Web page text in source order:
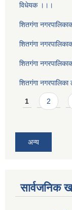
विधेयक ।।।
शितगंगा
शितगंगा
शितगंगा
शितगंगा
Pages
1 2
अन्य
सार्वजनिक